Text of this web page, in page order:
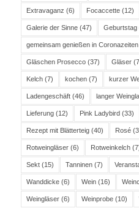
Extravaganz (6) Focaccette(12)
Galerie der Sinne(47) Geburtstag
gemeinsam genießen in Coronazeiten
Gläschen Prosecco(37) Gläser
Kelch(7) kochen(7) kurzer
Ladengeschäft(46) langer
Lieferung(12) Pink Ladybird(33)
Rezept mit Blätterteig(40) Rosé
Rotweingläser(6) Rotweinkelch
Sekt(15) Tanninen(7)
Wanddicke(6) Wein(16)
Weingläser(6) Weinprobe(10)